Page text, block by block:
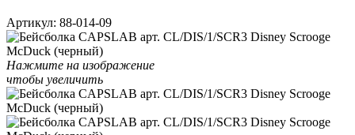
Артикул: 88-014-09
Нажмите на изображение
чтобы увеличить